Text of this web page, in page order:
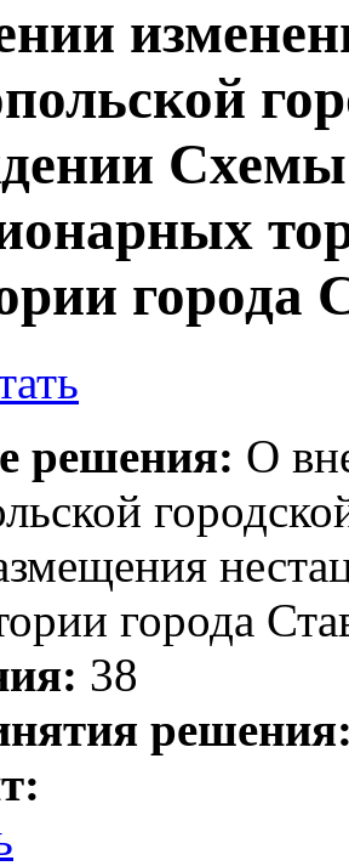
города
решения: О
города
38